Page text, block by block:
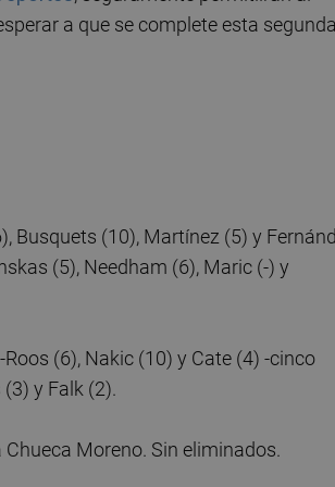
a que se complete esta segunda
Busquets (10), Martínez (5) y
(5), Needham (6), Maric (-) y
(6), Nakic (10) y Cate (4) -cinco
y Falk (2).
Moreno. Sin eliminados.